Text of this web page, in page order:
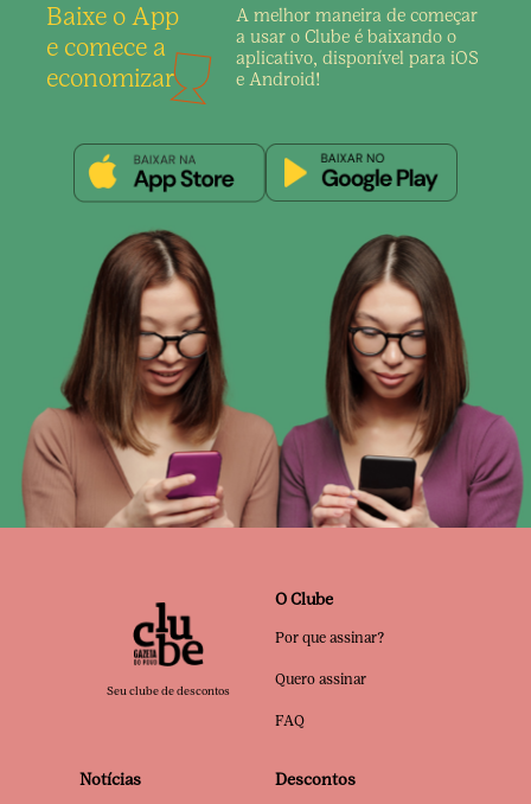
Baixe o App
e comece a
economizar
A melhor maneira de começar
a usar o Clube é baixando o
aplicativo, disponível para iOS
e Android!
Seu clube de descontos
O Clube
Por que assinar?
Quero assinar
FAQ
Notícias Descontos